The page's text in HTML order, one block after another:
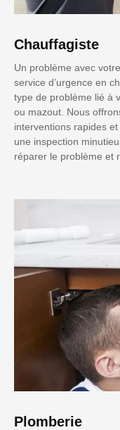
Chauffagiste
Un problème avec
service d’urgence en
type de problème lié à
ou mazout. Nous
interventions rapides
une inspection
réparer le problème et
Plomberie